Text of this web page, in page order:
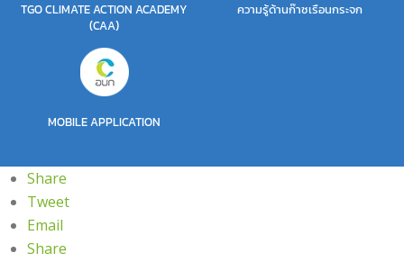
TGO CLIMATE ACTION ACADEMY
(CAA)
ความรู้ด้านก๊าซเรือนกระจก
MOBILE APPLICATION
Share
Tweet
Email
Share